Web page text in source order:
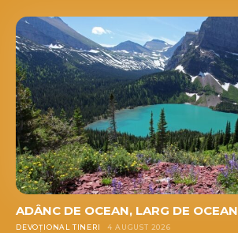
ADÂNC DE OCEAN, LARG DE OCEAN
DEVOȚIONAL TINERI 4 AUGUST 2026